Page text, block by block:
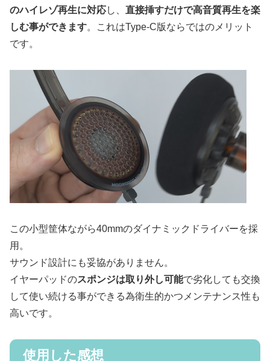
のハイレゾ再生に対応し、 直接挿すだけで高音質再生を楽
しむ事ができます。これはType-C版ならではのメリット
です。
この小型筐体ながら40mmのダイナミックドライバーを採
用。
サウンド設計にも妥協がありません。
イヤーパッドのスポンジは取り外し可能で劣化しても交換
して使い続ける事ができる為衛生的かつメンテナンス性も
高いです。
使用した感想